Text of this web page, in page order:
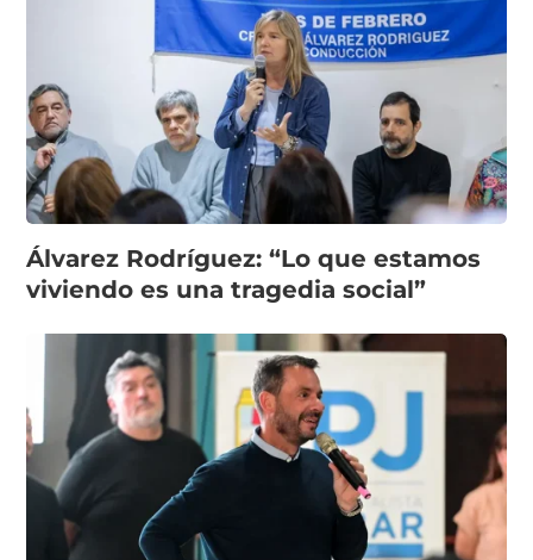
Álvarez Rodríguez: “Lo que estamos
viviendo es una tragedia social”